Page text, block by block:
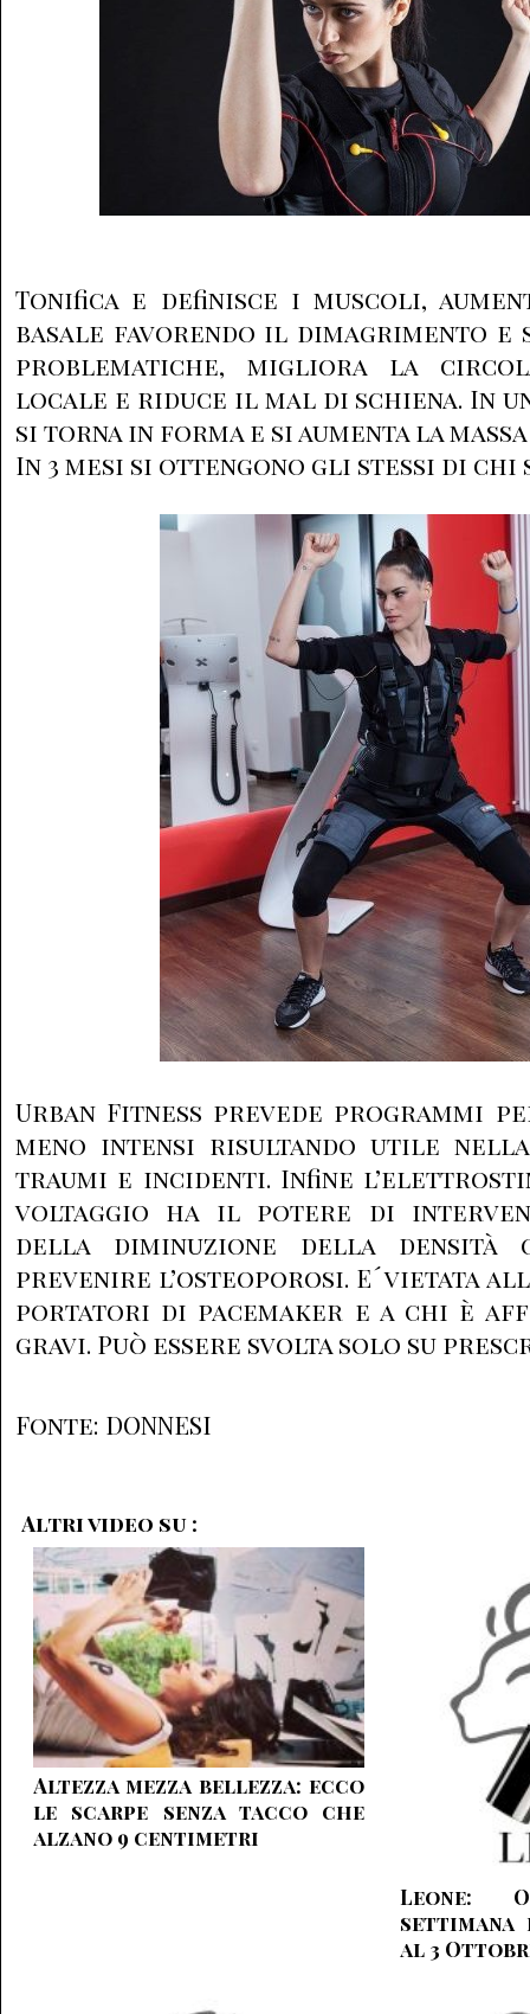
Tonifica e definisce i muscoli,
basale favorendo il dimagrimento e
problematiche, migliora la
locale e riduce il mal di schiena. In
si torna in forma e si aumenta la
In 3 mesi si ottengono gli stessi di chi
Urban Fitness prevede programmi
meno intensi risultando utile
traumi e incidenti. Infine
voltaggio ha il potere di
della diminuzione della densità
prevenire l’osteoporosi. E´ vietata
portatori di pacemaker e a chi è
gravi. Può essere svolta solo su
Fonte: DONNESI
Altri video su :
Altezza mezza bellezza: ecco
le scarpe senza tacco che
alzano 9 centimetri
Leone:
settimana
al 3